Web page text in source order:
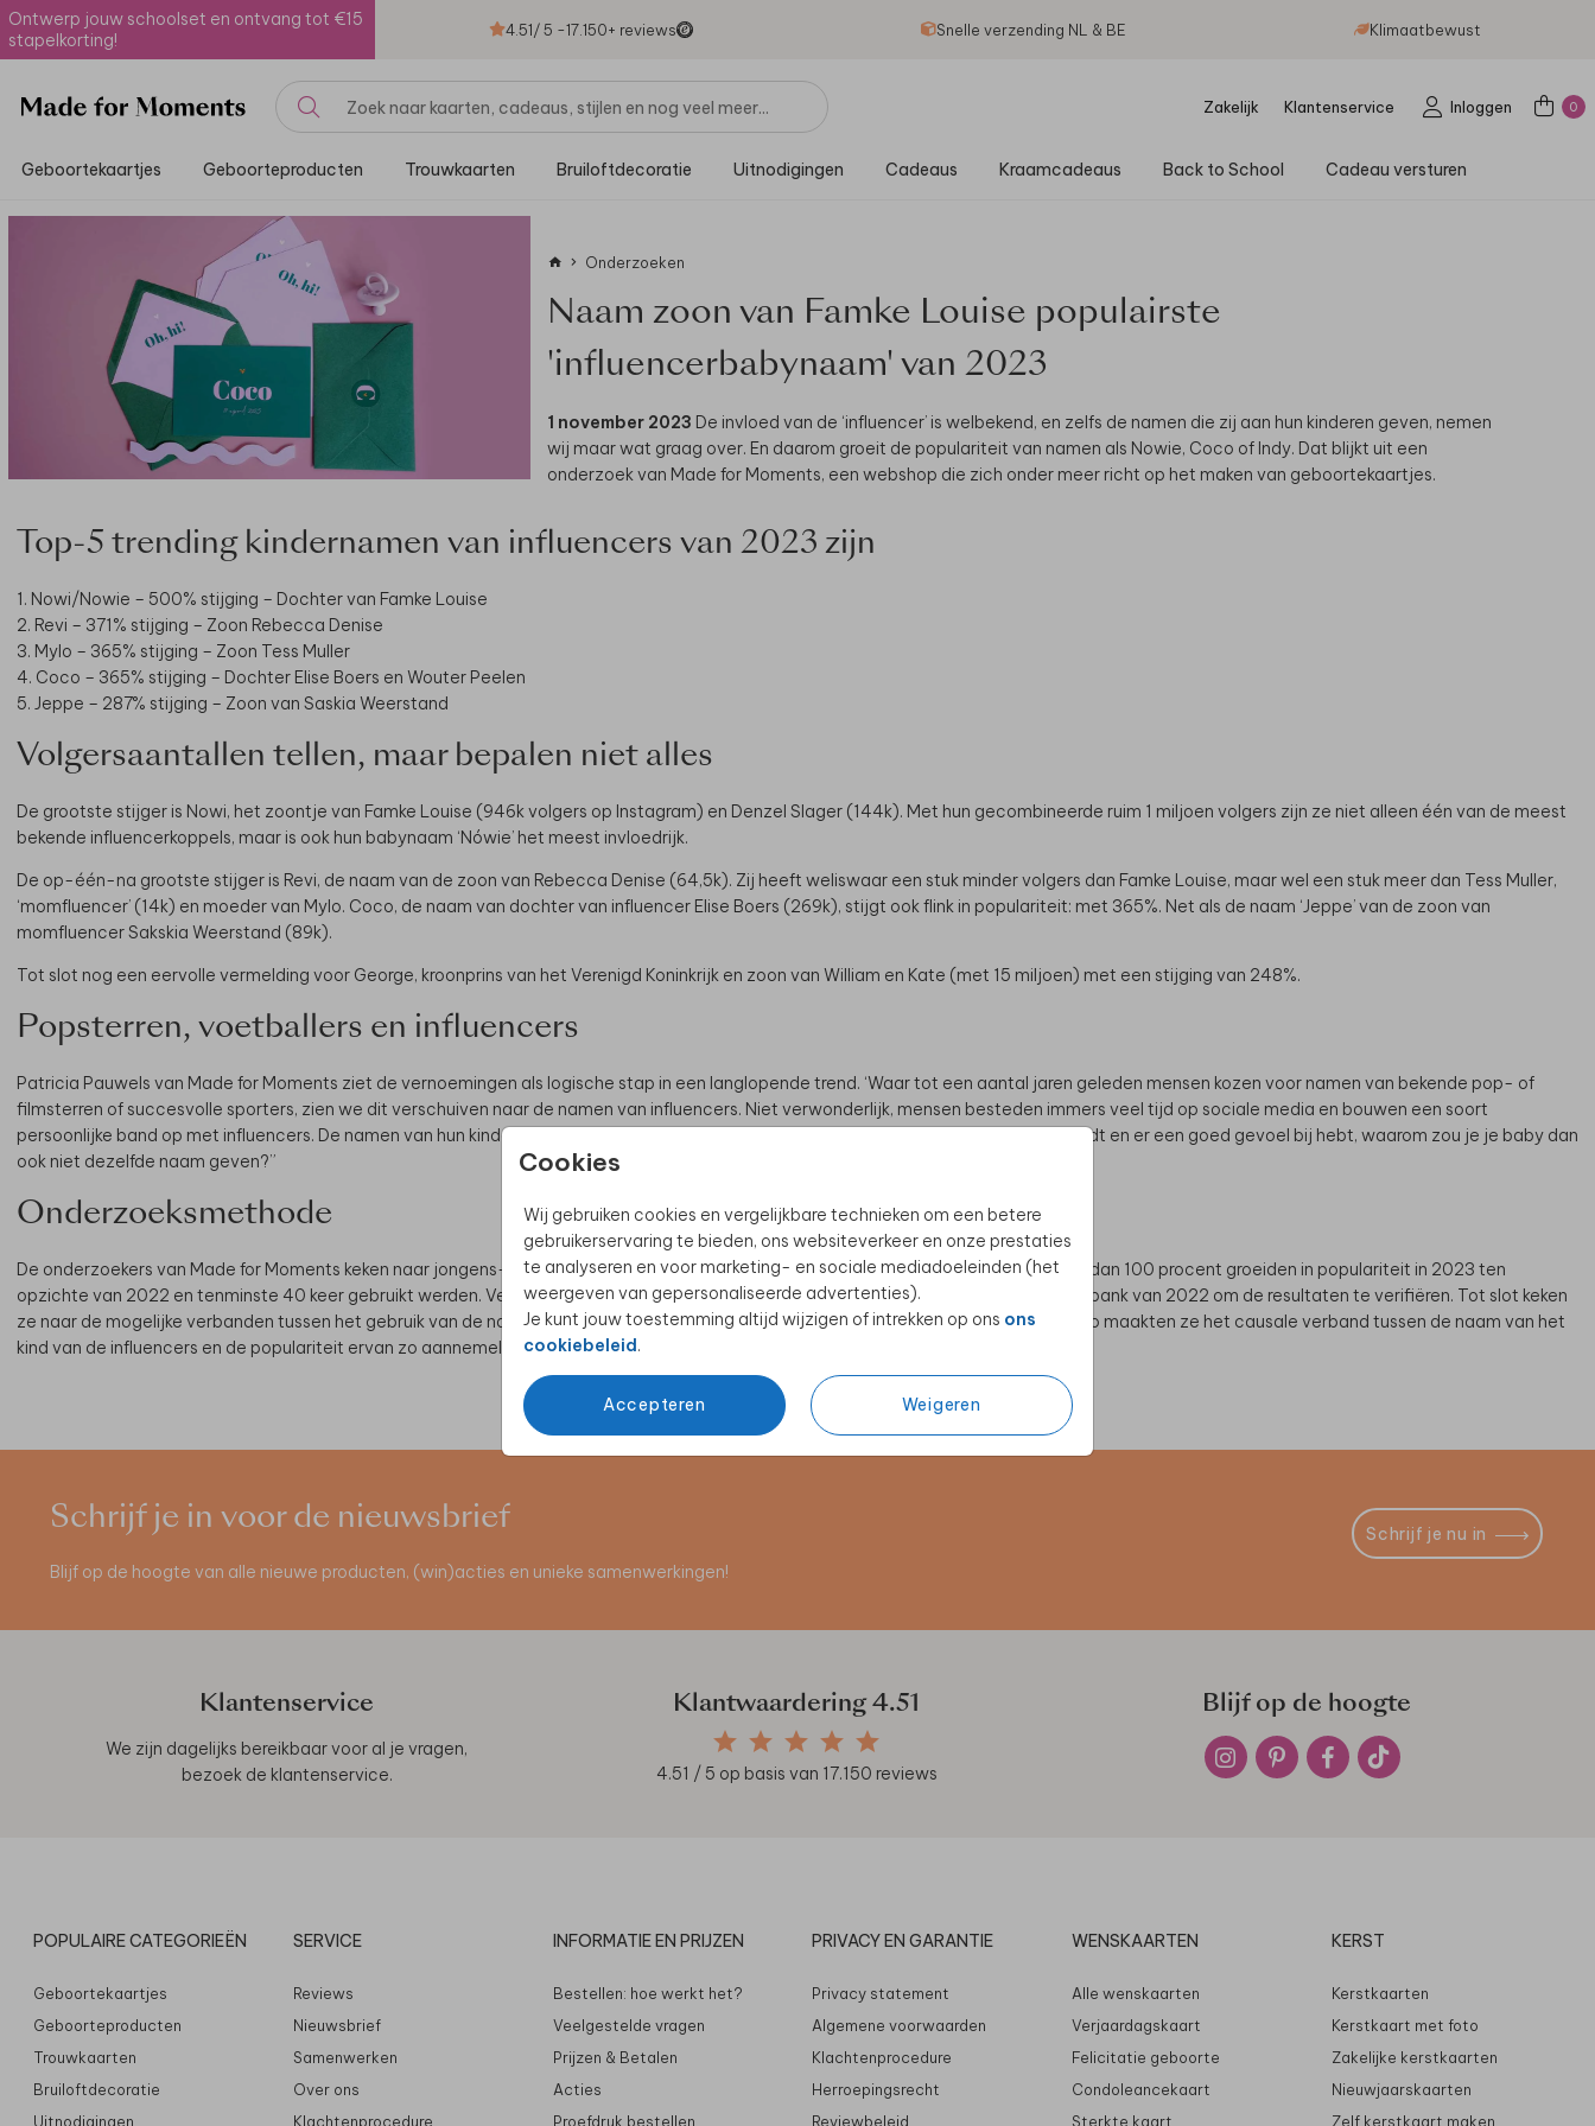
Ontwerp jouw schoolset en ontvang tot €15
stapelkorting!
4.51/ 5 -17.150+ reviews Snelle verzending NL & BE Klimaatbewust
Zakelijk Klantenservice Inloggen 0
Geboortekaartjes Geboorteproducten Trouwkaarten Bruiloftdecoratie Uitnodigingen Cadeaus Kraamcadeaus Back to School Cadeau versturen
Cookies
Wij gebruiken cookies en vergelijkbare technieken om een betere
gebruikerservaring te bieden, ons websiteverkeer en onze prestaties
te analyseren en voor marketing- en sociale mediadoeleinden (het
weergeven van gepersonaliseerde advertenties).
Je kunt jouw toestemming altijd wijzigen of intrekken op ons ons
cookiebeleid.
Accepteren Weigeren
Onderzoeken
Naam zoon van Famke Louise populairste
'influencerbabynaam' van 2023
1 november 2023 De invloed van de ‘influencer’ is welbekend, en zelfs de namen die zij aan hun kinderen geven, nemen
wij maar wat graag over. En daarom groeit de populariteit van namen als Nowie, Coco of Indy. Dat blijkt uit een
onderzoek van Made for Moments, een webshop die zich onder meer richt op het maken van geboortekaartjes.
Top-5 trending kindernamen van influencers van 2023 zijn
1. Nowi/Nowie – 500% stijging – Dochter van Famke Louise
2. Revi – 371% stijging – Zoon Rebecca Denise
3. Mylo – 365% stijging – Zoon Tess Muller
4. Coco – 365% stijging – Dochter Elise Boers en Wouter Peelen
5. Jeppe – 287% stijging – Zoon van Saskia Weerstand
Volgersaantallen tellen, maar bepalen niet alles
De grootste stijger is Nowi, het zoontje van Famke Louise (946k volgers op Instagram) en Denzel Slager (144k). Met hun gecombineerde ruim 1 miljoen volgers zijn ze niet alleen één van de meest
bekende influencerkoppels, maar is ook hun babynaam ‘Nówie’ het meest invloedrijk.
De op-één-na grootste stijger is Revi, de naam van de zoon van Rebecca Denise (64,5k). Zij heeft weliswaar een stuk minder volgers dan Famke Louise, maar wel een stuk meer dan Tess Muller,
‘momfluencer’ (14k) en moeder van Mylo. Coco, de naam van dochter van influencer Elise Boers (269k), stijgt ook flink in populariteit: met 365%. Net als de naam ‘Jeppe’ van de zoon van
momfluencer Sakskia Weerstand (89k).
Tot slot nog een eervolle vermelding voor George, kroonprins van het Verenigd Koninkrijk en zoon van William en Kate (met 15 miljoen) met een stijging van 248%.
Popsterren, voetballers en influencers
Patricia Pauwels van Made for Moments ziet de vernoemingen als logische stap in een langlopende trend. ‘Waar tot een aantal jaren geleden mensen kozen voor namen van bekende pop- of
filmsterren of succesvolle sporters, zien we dit verschuiven naar de namen van influencers. Niet verwonderlijk, mensen besteden immers veel tijd op sociale media en bouwen een soort
persoonlijke band op met influencers. De namen van hun kinderen komen ze daardoor veel mee in aanraking. En als je de naam mooi vindt en er een goed gevoel bij hebt, waarom zou je je baby dan
ook niet dezelfde naam geven?”
Onderzoeksmethode
De onderzoekers van Made for Moments keken naar jongens- en meisjesnamen in hun bestand die in de eerste helft van het jaar meer dan 100 procent groeiden in populariteit in 2023 ten
opzichte van 2022 en tenminste 40 keer gebruikt werden. Vervolgens vergeleken ze de aantallen met die van de Sociale Verzekeringsbank van 2022 om de resultaten te verifiëren. Tot slot keken
ze naar de mogelijke verbanden tussen het gebruik van de naam en de namen van recent geboren kinderen van bekende influencers. Zo maakten ze het causale verband tussen de naam van het
kind van de influencers en de populariteit ervan zo aannemelijk mogelijk.
Schrijf je in voor de nieuwsbrief
Blijf op de hoogte van alle nieuwe producten, (win)acties en unieke samenwerkingen!
Schrijf je nu in
Klantenservice
We zijn dagelijks bereikbaar voor al je vragen,
bezoek de klantenservice.
Klantwaardering4.51
4.51 / 5 op basis van 17.150 reviews
Blijf op de hoogte
POPULAIRE CATEGORIEËN
Geboortekaartjes
Geboorteproducten
Trouwkaarten
Bruiloftdecoratie
Uitnodigingen
SERVICE
Reviews
Nieuwsbrief
Samenwerken
Over ons
Klachtenprocedure
INFORMATIE EN PRIJZEN
Bestellen: hoe werkt het?
Veelgestelde vragen
Prijzen & Betalen
Acties
Proefdruk bestellen
PRIVACY EN GARANTIE
Privacy statement
Algemene voorwaarden
Klachtenprocedure
Herroepingsrecht
Reviewbeleid
WENSKAARTEN
Alle wenskaarten
Verjaardagskaart
Felicitatie geboorte
Condoleancekaart
Sterkte kaart
KERST
Kerstkaarten
Kerstkaart met foto
Zakelijke kerstkaarten
Nieuwjaarskaarten
Zelf kerstkaart maken